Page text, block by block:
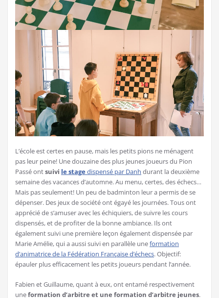
L’école est certes en pause, mais les petits pions ne ménagent
pas leur peine! Une douzaine des plus jeunes joueurs du Pion
Passé ontsuivi le stagedispensé par Danh durant la deuxième
semaine des vacances d’automne. Au menu, certes, des échecs…
Mais pas seulement! Un peu de badminton leur a permis de se
dépenser. Des jeux de société ont égayé les journées. Tous ont
apprécié de s’amuser avec les échiquiers, de suivre les cours
dispensés, et de profiter de la bonne ambiance. Ils ont
également suivi une première leçon également dispensée par
Marie Amélie, qui a aussi suivi en parallèle uneformation
d’animatrice de la Fédération Française d’échecs. Objectif:
épauler plus efficacement les petits joueurs pendant l’année.
Fabien et Guillaume, quant à eux, ont entamé respectivement
uneformation d’arbitre et une formation d’arbitre jeunes.